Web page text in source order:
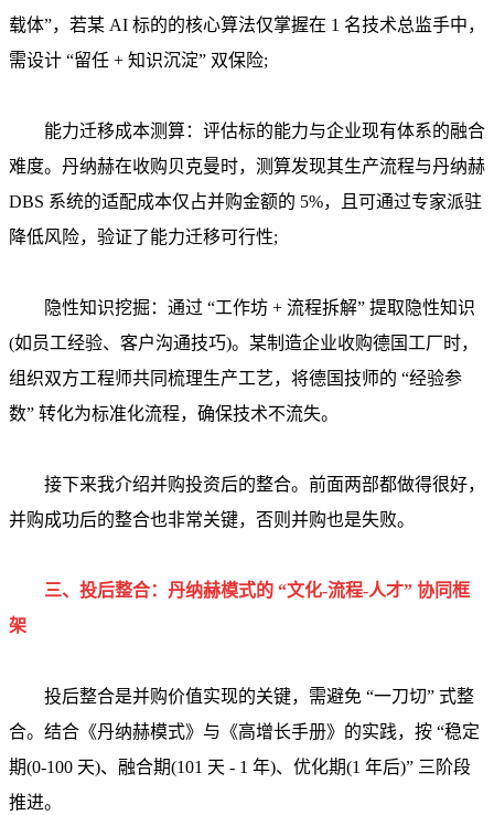
载体”，若某 AI 标的的核心算法仅掌握在 1 名技术总监手中，
需设计 “留任 + 知识沉淀” 双保险;
能力迁移成本测算：评估标的能力与企业现有体系的融合
难度。丹纳赫在收购贝克曼时，测算发现其生产流程与丹纳赫
DBS 系统的适配成本仅占并购金额的 5%，且可通过专家派驻
降低风险，验证了能力迁移可行性;
隐性知识挖掘：通过 “工作坊 + 流程拆解” 提取隐性知识
(如员工经验、客户沟通技巧)。某制造企业收购德国工厂时，
组织双方工程师共同梳理生产工艺，将德国技师的 “经验参
数” 转化为标准化流程，确保技术不流失。
接下来我介绍并购投资后的整合。前面两部都做得很好，
并购成功后的整合也非常关键，否则并购也是失败。
三、投后整合：丹纳赫模式的 “文化-流程-人才” 协同框
架
投后整合是并购价值实现的关键，需避免 “一刀切” 式整
合。结合《丹纳赫模式》与《高增长手册》的实践，按 “稳定
期(0-100 天)、融合期(101 天 - 1 年)、优化期(1 年后)” 三阶段
推进。